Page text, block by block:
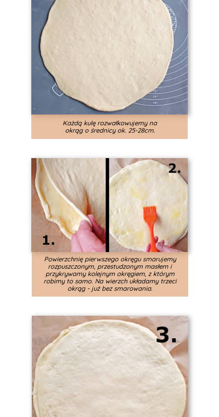
Każdą kulę rozwałkowujemy na
okrąg o średnicy ok. 25-28cm.
Powierzchnię pierwszego okręgu smarujemy
rozpuszczonym, przestudzonym masłem i
przykrywamy kolejnym okręgiem, z którym
robimy to samo. Na wierzch układamy trzeci
okrąg - już bez smarowania.